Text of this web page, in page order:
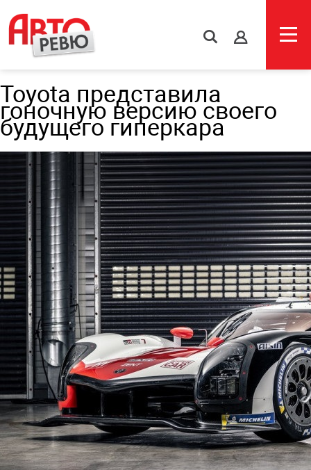
s
Toyota представила
гоночную версию своего
будущего гиперкара